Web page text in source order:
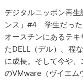
デジタルニッポン再
ンス」#4 学生だった
オースチンにあるテ
たDELL（デル）。程
に成長。そして今や
のVMware（ヴイエム